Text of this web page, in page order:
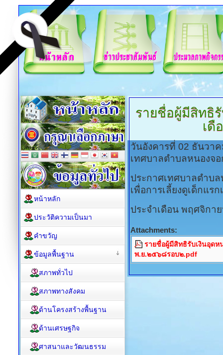
รายชื่อผู้มีสิทธิ
เดื
วันอังคารที่ 02 ธันวา
เทศบาลตำบลหนองจ
ประกาศเทศบาลตำบ
เพื่อการเลี้ยงดูเด็กแรก
ประจำเดือน พฤศจิก
Attachments:
รายชื่อผู้มีสิทธิรับเงินอุดห
พ.ย.๒๕๖๘รอบ๒.pdf
หน้าหลัก
ประวัติความเป็นมา
คำขวัญ
ข้อมูลพื้นฐาน
สภาพทั่วไป
สภาพทางสังคม
ด้านโครงสร้างพื้นฐาน
ด้านเศรษฐกิจ
ศาสนาและวัฒนธรรม